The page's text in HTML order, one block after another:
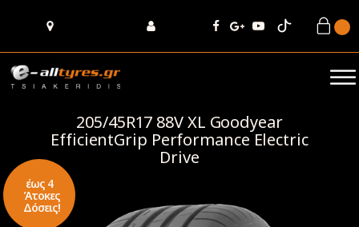
205/45R17 88V XL Goodyear
EfficientGrip Performance Electric
Drive
έως 4
Άτοκες
Δόσεις!